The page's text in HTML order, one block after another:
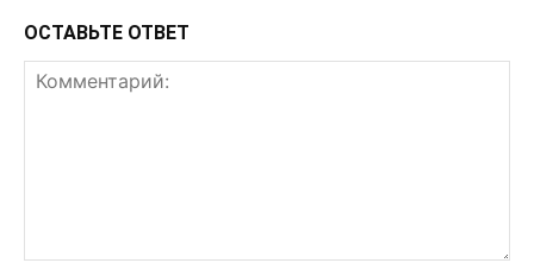
ОСТАВЬТЕ ОТВЕТ